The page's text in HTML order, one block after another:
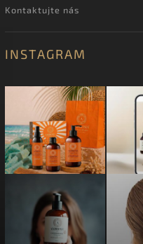
Kontaktujte nás
INSTAGRAM